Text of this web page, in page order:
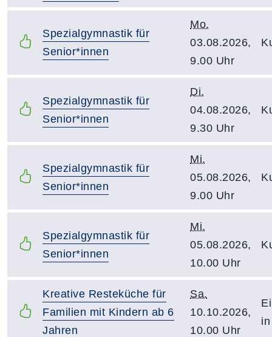
Spezialgymnastik für
Senior*innen
Mo.
03.08.2026,
9.00 Uhr
Spezialgymnastik für
Senior*innen
Di.
04.08.2026,
9.30 Uhr
Spezialgymnastik für
Senior*innen
Mi.
05.08.2026,
9.00 Uhr
Spezialgymnastik für
Senior*innen
Mi.
05.08.2026,
10.00 Uhr
Kreative Resteküche für
Familien mit Kindern ab 6
Jahren
Sa.
10.10.2026,
10.00 Uhr